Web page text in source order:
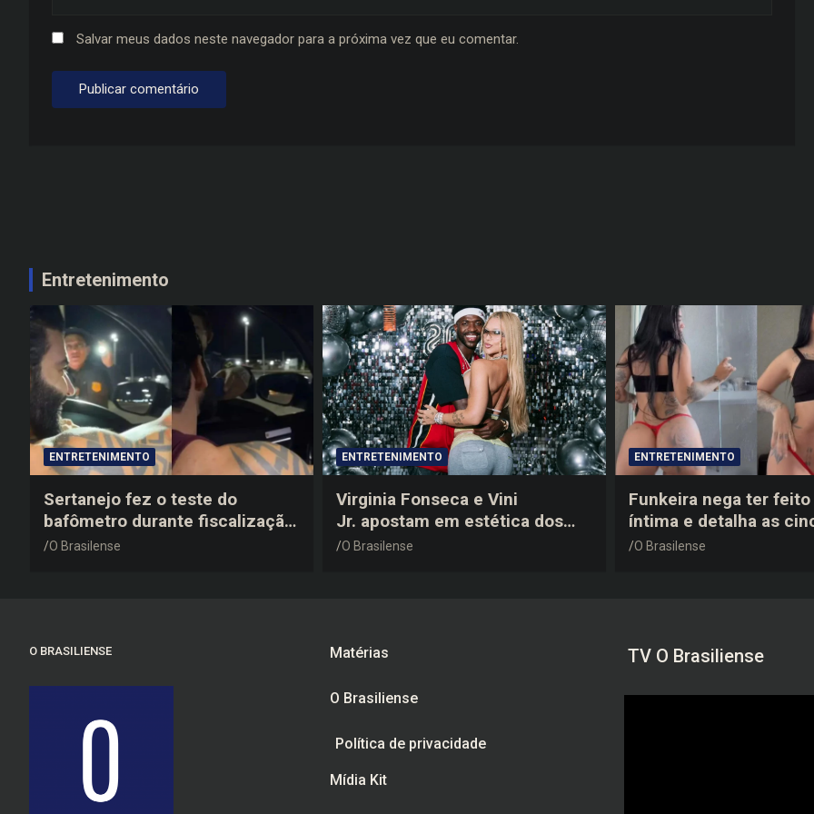
Salvar meus dados neste navegador para a próxima vez que eu comentar.
Entretenimento
ENTRETENIMENTO
Sertanejo fez o teste do
bafômetro durante fiscalização
na estrada, deu resultado
O Brasilense
ENTRETENIMENTO
Virginia Fonseca e Vini
Jr. apostam em estética dos
anos 2000 em festa de
O Brasilense
ENTRETENIMENTO
Funkeira nega ter
íntima e detalha as
plásticas que realizou
O Brasilense
O BRASILIENSE Matérias
O Brasiliense
Política de privacidade
Mídia Kit
TV O Brasiliense